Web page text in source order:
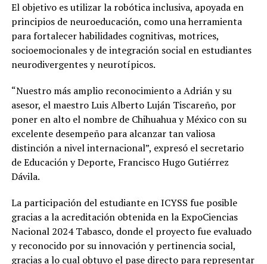
El objetivo es utilizar la robótica inclusiva, apoyada en
principios de neuroeducación, como una herramienta
para fortalecer habilidades cognitivas, motrices,
socioemocionales y de integración social en estudiantes
neurodivergentes y neurotípicos.
“Nuestro más amplio reconocimiento a Adrián y su
asesor, el maestro Luis Alberto Luján Tiscareño, por
poner en alto el nombre de Chihuahua y México con su
excelente desempeño para alcanzar tan valiosa
distinción a nivel internacional”, expresó el secretario
de Educación y Deporte, Francisco Hugo Gutiérrez
Dávila.
La participación del estudiante en ICYSS fue posible
gracias a la acreditación obtenida en la ExpoCiencias
Nacional 2024 Tabasco, donde el proyecto fue evaluado
y reconocido por su innovación y pertinencia social,
gracias a lo cual obtuvo el pase directo para representar